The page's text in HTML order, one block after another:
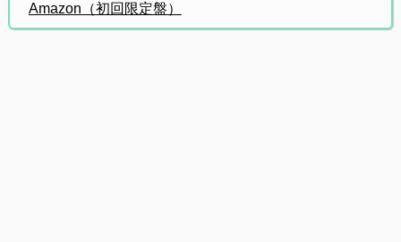
Amazon（初回限定盤）